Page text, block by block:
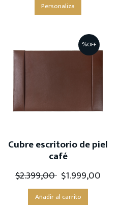
Personaliza
%OFF
Cubre escritorio de piel
café
$2.399,00 $1.999,00
Añadir al carrito